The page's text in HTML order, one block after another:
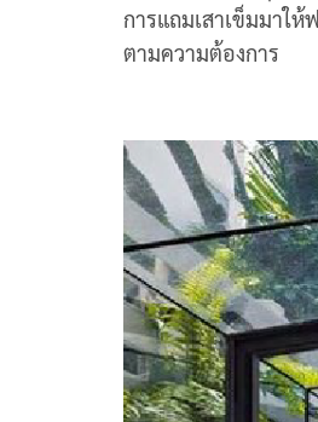
การแถมเสาเข็มมาใ
ตามความต้องการ